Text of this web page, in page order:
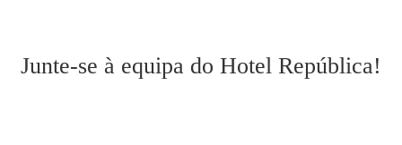
Junte-se à equipa do Hotel República!